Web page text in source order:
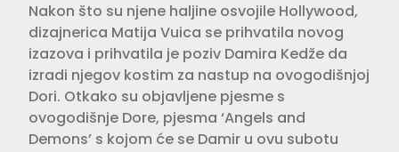
Nakon što su njene haljine osvojile Hollywood,
dizajnerica Matija Vuica se prihvatila novog
izazova i prihvatila je poziv Damira Kedže da
izradi njegov kostim za nastup na ovogodišnjoj
Dori. Otkako su objavljene pjesme s
ovogodišnje Dore, pjesma ‘Angels and
Demons’ s kojom će se Damir u ovu subotu